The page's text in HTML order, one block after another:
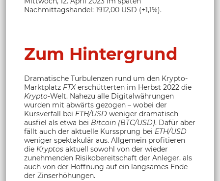
Nachmittagshandel: 1912,00 USD (+1,1%).
Zum Hintergrund
Dramatische Turbulenzen rund um den Krypto-
Marktplatz FTXerschütterten im Herbst 2022 die
Krypto-Welt. Nahezu alle Digitalwährungen
wurden mit abwärts gezogen – wobei der
Kursverfall bei ETH/USD weniger dramatisch
ausfiel als etwa bei Bitcoin (BTC/USD). Dafür aber
fällt auch der aktuelle Kurssprung bei ETH/USD
weniger spektakulär aus. Allgemein profitieren
die Kryptos aktuell sowohl von der wieder
zunehmenden Risikobereitschaft der Anleger, als
auch von der Hoffnung auf ein langsames Ende
der Zinserhöhungen.